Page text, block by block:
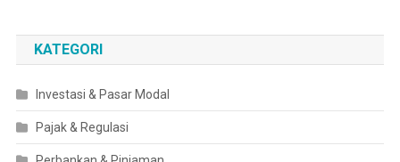
KATEGORI
Investasi & Pasar Modal
Pajak & Regulasi